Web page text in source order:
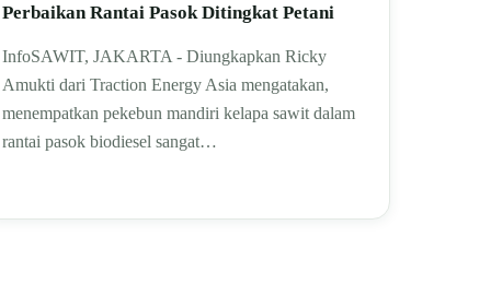
Perbaikan Rantai Pasok Ditingkat Petani
InfoSAWIT, JAKARTA - Diungkapkan Ricky
Amukti dari Traction Energy Asia mengatakan,
menempatkan pekebun mandiri kelapa sawit dalam
rantai pasok biodiesel sangat…